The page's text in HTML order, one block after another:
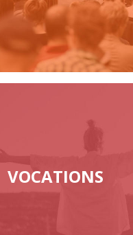
VOCATIONS